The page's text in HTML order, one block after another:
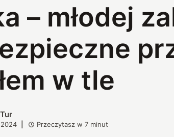
– młodej
w tle
Przeczytasz w7 minut